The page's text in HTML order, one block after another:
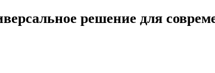
решение для